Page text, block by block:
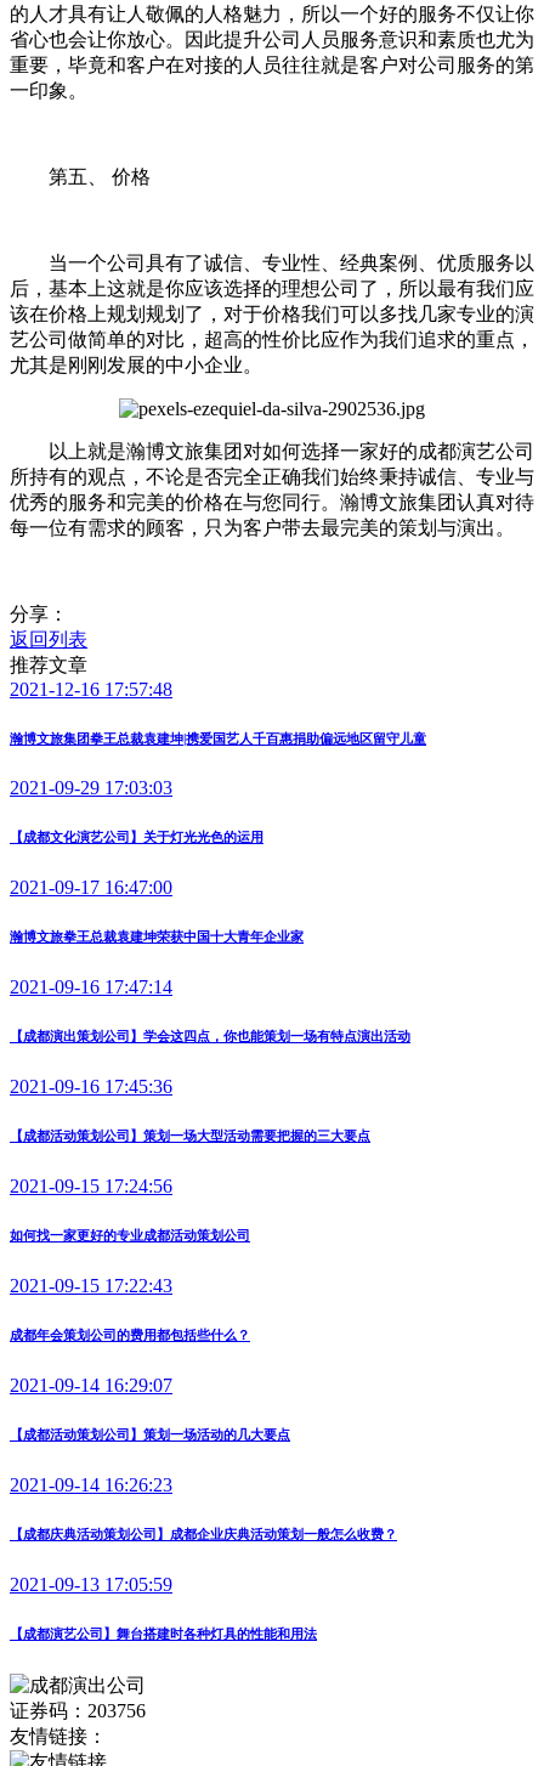
的人才具有让人敬佩的人格魅力，所以一个好的服务不仅让你
省心也会让你放心。因此提升公司人员服务意识和素质也尤为
重要，毕竟和客户在对接的人员往往就是客户对公司服务的第
一印象。
第五、 价格
当一个公司具有了诚信、专业性、经典案例、优质服务以
后，基本上这就是你应该选择的理想公司了，所以最有我们应
该在价格上规划规划了，对于价格我们可以多找几家专业的演
艺公司做简单的对比，超高的性价比应作为我们追求的重点，
尤其是刚刚发展的中小企业。
以上就是瀚博文旅集团对如何选择一家好的成都演艺公司
所持有的观点，不论是否完全正确我们始终秉持诚信、专业与
优秀的服务和完美的价格在与您同行。瀚博文旅集团认真对待
每一位有需求的顾客，只为客户带去最完美的策划与演出。
分享：
返回列表
推荐文章
2021-12-16 17:57:48
瀚博文旅集团拳王总裁袁建坤|携爱国艺人千百惠捐助偏远地区留守儿童
2021-09-29 17:03:03
【成都文化演艺公司】关于灯光光色的运用
2021-09-17 16:47:00
瀚博文旅拳王总裁袁建坤荣获中国十大青年企业家
2021-09-16 17:47:14
【成都演出策划公司】学会这四点，你也能策划一场有特点演出活动
2021-09-16 17:45:36
【成都活动策划公司】策划一场大型活动需要把握的三大要点
2021-09-15 17:24:56
如何找一家更好的专业成都活动策划公司
2021-09-15 17:22:43
成都年会策划公司的费用都包括些什么？
2021-09-14 16:29:07
【成都活动策划公司】策划一场活动的几大要点
2021-09-14 16:26:23
【成都庆典活动策划公司】成都企业庆典活动策划一般怎么收费？
2021-09-13 17:05:59
【成都演艺公司】舞台搭建时各种灯具的性能和用法
证券码：203756
友情链接：